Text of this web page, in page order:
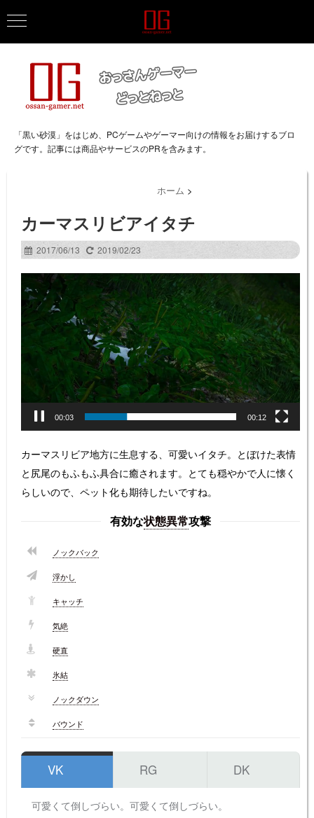
「黒い砂漠」をはじめ、PCゲームやゲーマー向けの情報をお届けするブロ
グです。記事には商品やサービスのPRを含みます。
ホーム >
カーマスリビアイタチ
2017/06/13 2019/02/23
画
ヤ
00:04 00:12
カーマスリビア地方に生息する、可愛いイタチ。とぼけた表情
と尻尾のもふもふ具合に癒されます。とても穏やかで人に懐く
らしいので、ペット化も期待したいですね。
有効な状態異常攻撃
ノックバック
浮かし
キャッチ
気絶
硬直
氷結
ノックダウン
バウンド
VK RG DK
可愛くて倒しづらい。 可愛くて倒しづらい。